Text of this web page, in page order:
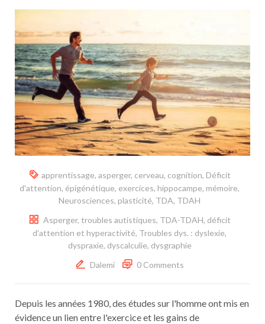
apprentissage, asperger, cerveau, cognition, Déficit
d'attention, épigénétique, exercices, hippocampe, mémoire,
Neurosciences, plasticité, TDA, TDAH
Asperger, troubles autistiques, TDA-TDAH, déficit
d'attention et hyperactivité, Troubles dys. : dyslexie,
dyspraxie, dyscalculie, dysgraphie
Dalemi
0 Comments
Depuis les années 1980, des études sur l'homme ont mis en
évidence un lien entre l'exercice et les gains de